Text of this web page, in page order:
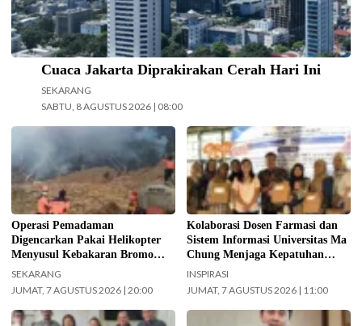
Cuaca Jakarta Diprakirakan Cerah Hari Ini
SEKARANG
SABTU, 8 AGUSTUS 2026 | 08:00
Operasi pemadaman kebakaran di
kawasan Taman Nasional Bromo
Tengger Semeru (TNBTS) terus
digencarkan, Jumat (7/8/2026)
hari ini. (Foto: BPBD Kabupaten
Malang).
Operasi Pemadaman
Digencarkan Pakai Helikopter
Menyusul Kebakaran Bromo
Meluas ke Arah Bukit B 29
SEKARANG
JUMAT, 7 AGUSTUS 2026 | 20:00
Kolaborasi Dosen Farmasi dan
Sistem Informasi Universitas Ma
Chung dalam menjaga kepatuhan
pasien diabetes melalui kegiatan
Pengabdian Masyarakat Dosen.
(Foto: ist)
Kolaborasi Dosen Farmasi dan
Sistem Informasi Universitas Ma
Chung Menjaga Kepatuhan
Pasien Diabetes
INSPIRASI
JUMAT, 7 AGUSTUS 2026 | 11:00
Jajaran Pengurus FKAUB Malang
Kepala UPAS Dishub DKI Jakarta,